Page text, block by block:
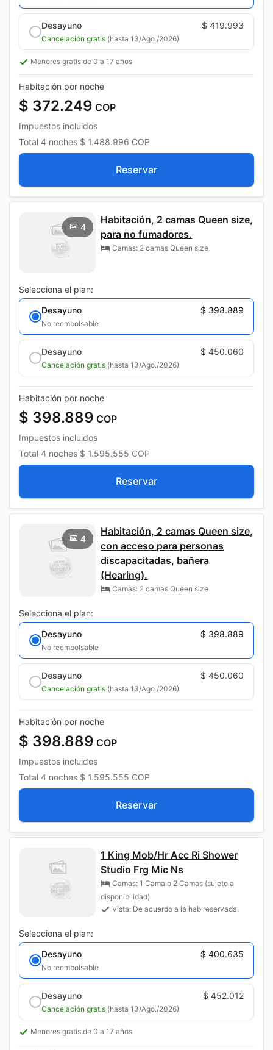
Desayuno $ 419.993
Cancelación gratis (hasta 13/Ago./2026)
Menores gratis de 0 a 17 años
Habitación por noche
$ 372.249 COP
Impuestos incluidos
Total 4 noches $ 1.488.996 COP
Reservar
4
Habitación, 2 camas Queen size,
para no fumadores.
Camas: 2 camas Queen size
Selecciona el plan:
Desayuno
$ 398.889
No reembolsable
Desayuno $ 450.060
Cancelación gratis (hasta 13/Ago./2026)
Habitación por noche
$ 398.889 COP
Impuestos incluidos
Total 4 noches $ 1.595.555 COP
Reservar
4
Habitación, 2 camas Queen size,
con acceso para personas
discapacitadas, bañera
(Hearing).
Camas: 2 camas Queen size
Selecciona el plan:
Desayuno
$ 398.889
No reembolsable
Desayuno $ 450.060
Cancelación gratis (hasta 13/Ago./2026)
Habitación por noche
$ 398.889 COP
Impuestos incluidos
Total 4 noches $ 1.595.555 COP
Reservar
1 King Mob/Hr Acc Ri Shower
Studio Frg Mic Ns
Camas: 1 Cama o 2 Camas (sujeto a
disponibilidad)
Vista: De acuerdo a la hab reservada.
Selecciona el plan:
Desayuno
$ 400.635
No reembolsable
Desayuno $ 452.012
Cancelación gratis (hasta 13/Ago./2026)
Menores gratis de 0 a 17 años